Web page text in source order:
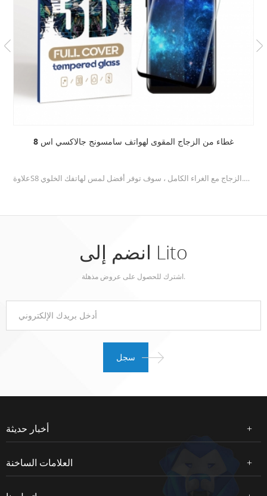
غطاء من الزجاج المقوى لهواتف سامسونج جالاكسي اس 8
علاوةS8 غطاء من الزجاج المقسىيوفر المتانة ويتيح حماية خدش غير مسبوق.الزجاج مع الغراء الكامل ، سوف توفر أفضل لمس لهاتفك الخلوي.
انضم إلى Lito
اشترك للحصول على عروض مذهلة.
أخبار حديثة
العلامات الساخنة